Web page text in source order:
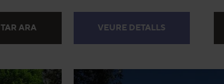
ARA VEURE DETALLS